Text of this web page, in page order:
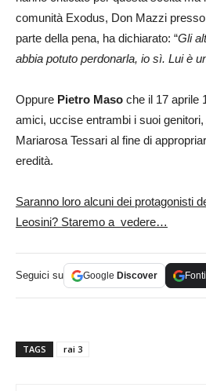
comunità Exodus, Don Mazzi
parte della pena, ha dichiarato: “Gli
abbia potuto perdonarla, io sì. Lui è
Oppure Pietro Maso che il 17 aprile
amici, uccise entrambi i suoi
Mariarosa Tessari al fine di
eredità.
Saranno loro alcuni dei protagonisti
Leosini? Staremo a vedere…
Seguici su Google Discover Fonti
TAGS rai 3